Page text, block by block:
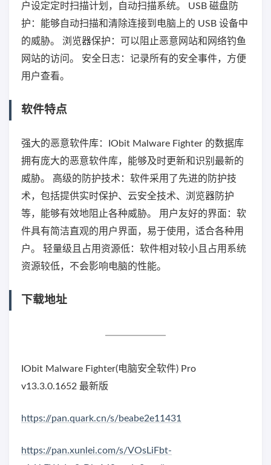
户设定定时扫描计划，自动扫描系统。 USB 磁盘防
护：能够自动扫描和清除连接到电脑上的 USB 设备中
的威胁。 浏览器保护：可以阻止恶意网站和网络钓鱼
网站的访问。 安全日志：记录所有的安全事件，方便
用户查看。
软件特点
强大的恶意软件库：IObit Malware Fighter 的数据库
拥有庞大的恶意软件库，能够及时更新和识别最新的
威胁。 高级的防护技术：软件采用了先进的防护技
术，包括提供实时保护、云安全技术、浏览器防护
等，能够有效地阻止各种威胁。 用户友好的界面：软
件具有简洁直观的用户界面，易于使用，适合各种用
户。 轻量级且占用资源低：软件相对较小且占用系统
资源较低，不会影响电脑的性能。
下载地址
IObit Malware Fighter(电脑安全软件) Pro
v13.3.0.1652 最新版
https://pan.quark.cn/s/beabe2e11431
https://pan.xunlei.com/s/VOsLiFbt-